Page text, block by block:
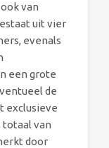
van
uit vier
evenals
een grote
de
exclusieve
totaal van
door